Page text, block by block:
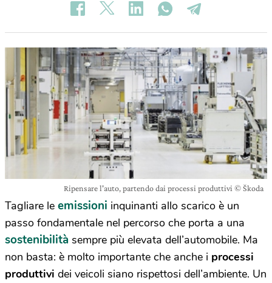
Ripensare l'auto, partendo dai processi produttivi © Škoda
Tagliare le emissioni inquinanti allo scarico è un
passo fondamentale nel percorso che porta a una
sostenibilità sempre più elevata dell’automobile. Ma
non basta: è molto importante che anche i processi
produttivi dei veicoli siano rispettosi dell’ambiente. Un